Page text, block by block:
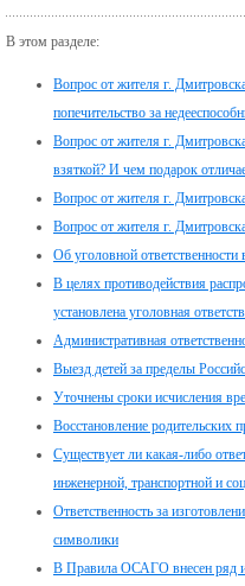
В этом разделе:
Вопрос от жителя г.
попечительство за
Вопрос от жителя г.
взяткой? И чем подарок
Вопрос от жителя г.
Вопрос от жителя г.
Об уголовной ответственности
В целях противодействия
установлена уголовная
Административная
Выезд детей за пределы
Уточнены сроки исчисления
Восстановление родительских
Существует ли какая-либо
инженерной, транспортной и
Ответственность за
символики
В Правила ОСАГО внесен ряд